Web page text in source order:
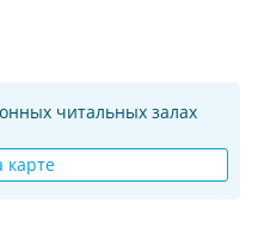
читальных залах
карте